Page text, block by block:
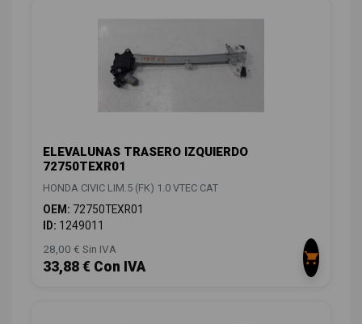
ELEVALUNAS TRASERO IZQUIERDO
72750TEXR01
HONDA CIVIC LIM.5 (FK) 1.0 VTEC CAT
OEM: 72750TEXR01
ID: 1249011
28,00 € Sin IVA
33,88 € Con IVA